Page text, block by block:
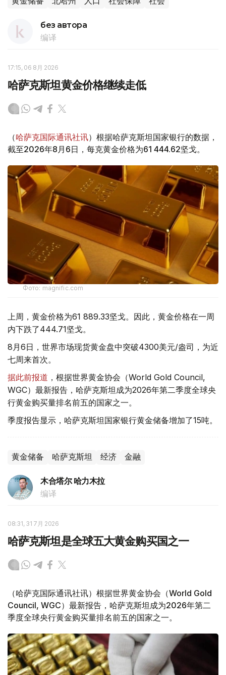
без автора
编译
17:15, 06 8月 2026
哈萨克斯坦黄金价格继续走低
（哈萨克国际通讯社讯）根据哈萨克斯坦国家银行的数据，
截至2026年8月6日，每克黄金价格为61 444.62坚戈。
Фото: magnific.com
上周，黄金价格为61 889.33坚戈。因此，黄金价格在一周
内下跌了444.71坚戈。
8月6日，世界市场现货黄金盘中突破4300美元/盎司，为近
七周来首次。
据此前报道 ，根据世界黄金协会（World Gold Council,
WGC）最新报告，哈萨克斯坦成为2026年第二季度全球央
行黄金购买量排名前五的国家之一。
季度报告显示，哈萨克斯坦国家银行黄金储备增加了15吨。
黄金储备 哈萨克斯坦 经济 金融
木合塔尔 哈力木拉
编译
08:31, 31 7月 2026
哈萨克斯坦是全球五大黄金购买国之一
（哈萨克国际通讯社讯）根据世界黄金协会（World Gold
Council, WGC）最新报告，哈萨克斯坦成为2026年第二
季度全球央行黄金购买量排名前五的国家之一。